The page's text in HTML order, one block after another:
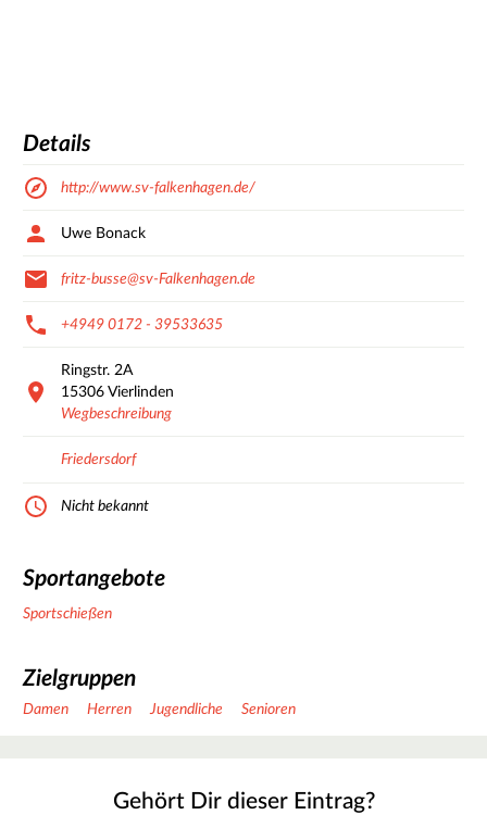
Details
http://www.sv-falkenhagen.de/
Uwe Bonack
fritz-busse@sv-Falkenhagen.de
+4949 0172 - 39533635
Ringstr. 2A
15306 Vierlinden
Wegbeschreibung
Friedersdorf
Nicht bekannt
Sportangebote
Sportschießen
Zielgruppen
Damen Herren Jugendliche Senioren
Gehört Dir dieser Eintrag?